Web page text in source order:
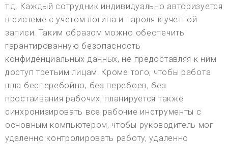
т.д. Каждый сотрудник индивидуально авторизуется
в системе с учетом логина и пароля к учетной
записи. Таким образом можно обеспечить
гарантированную безопасность
конфиденциальных данных, не предоставляя к ним
доступ третьим лицам. Кроме того, чтобы работа
шла бесперебойно, без перебоев, без
простаивания рабочих, планируется также
синхронизировать все рабочие инструменты с
основным компьютером, чтобы руководитель мог
удаленно контролировать работу, удаленно